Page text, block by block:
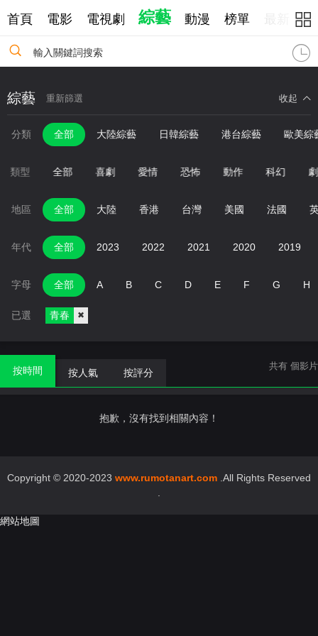
首頁 電影 電視劇 綜藝 動漫 榜單
輸入關鍵詞搜索
綜藝 重新篩選 收起
分類 全部 大陸綜藝 日韓綜藝 港台綜藝 歐美綜
類型 全部 喜劇 愛情 恐怖 動作 科幻
地區 全部 大陸 香港 台灣 美國 法國
年代 全部 2023 2022 2021 2020 2019
字母 全部 A B C D E F G H
已選 青春
按時間 按人氣 按評分
共有 個影片
抱歉，沒有找到相關內容！
Copyright © 2020-2023 www.rumotanart.com .All Rights Reserved
網站地圖